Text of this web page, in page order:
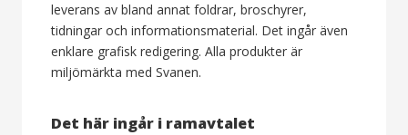
leverans av bland annat foldrar, broschyrer,
tidningar och informationsmaterial. Det ingår även
enklare grafisk redigering. Alla produkter är
miljömärkta med Svanen.
Det här ingår i ramavtalet